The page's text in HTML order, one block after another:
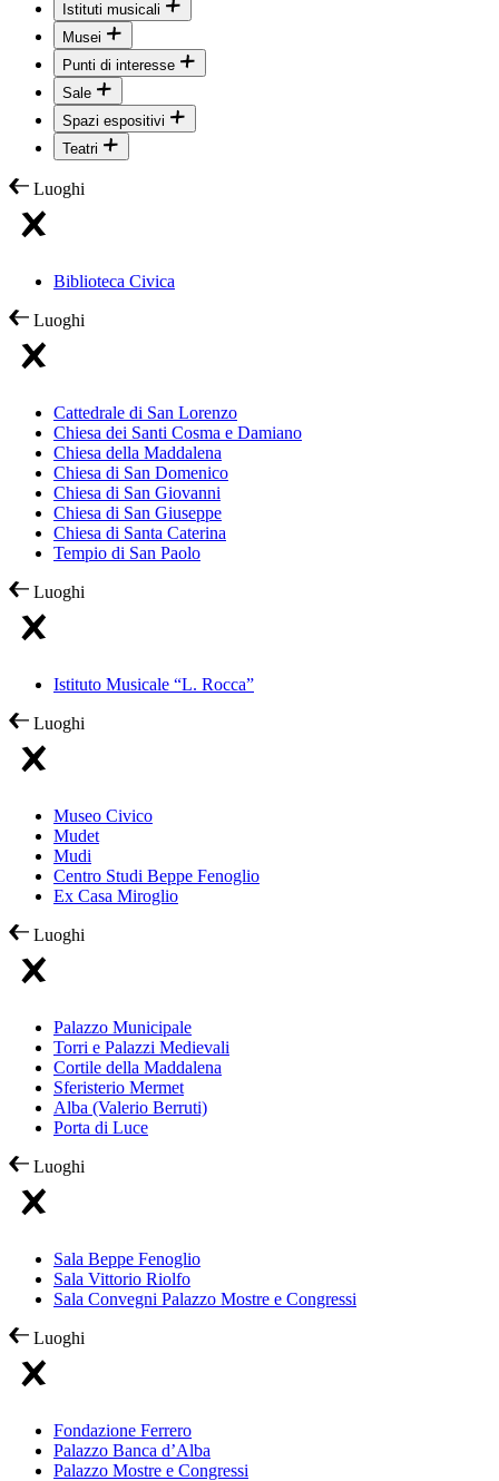
Istituti musicali
Musei
Punti di interesse
Sale
Spazi espositivi
Teatri
Luoghi
Biblioteca Civica
Luoghi
Cattedrale di San Lorenzo
Chiesa dei Santi Cosma e Damiano
Chiesa della Maddalena
Chiesa di San Domenico
Chiesa di San Giovanni
Chiesa di San Giuseppe
Chiesa di Santa Caterina
Tempio di San Paolo
Luoghi
Istituto Musicale “L. Rocca”
Luoghi
Museo Civico
Mudet
Mudi
Centro Studi Beppe Fenoglio
Ex Casa Miroglio
Luoghi
Palazzo Municipale
Torri e Palazzi Medievali
Cortile della Maddalena
Sferisterio Mermet
Alba (Valerio Berruti)
Porta di Luce
Luoghi
Sala Beppe Fenoglio
Sala Vittorio Riolfo
Sala Convegni Palazzo Mostre e Congressi
Luoghi
Fondazione Ferrero
Palazzo Banca d’Alba
Palazzo Mostre e Congressi